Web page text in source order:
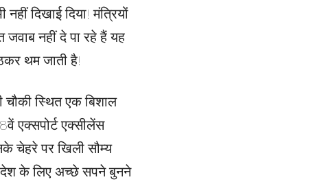
दिखाई दिया! मंत्रियों
नहीं दे पा रहे हैं यह
थम जाती है!
स्थित एक बिशाल
एक्सपोर्ट एक्सीलेंस
चेहरे पर खिली सौम्य
के लिए अच्छे सपने बुनने